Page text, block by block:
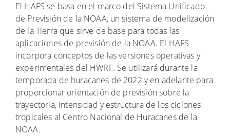
El HAFS se basa en el marco del Sistema Unificado
de Previsión de la NOAA, un sistema de modelización
de la Tierra que sirve de base para todas las
aplicaciones de previsión de la NOAA. El HAFS
incorpora conceptos de las versiones operativas y
experimentales del HWRF. Se utilizará durante la
temporada de huracanes de 2022 y en adelante para
proporcionar orientación de previsión sobre la
trayectoria, intensidad y estructura de los ciclones
tropicales al Centro Nacional de Huracanes de la
NOAA.